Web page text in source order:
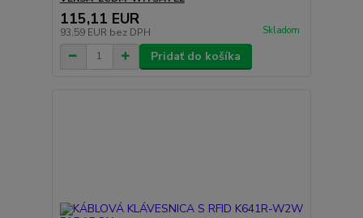
115,11 EUR
93,59 EUR bez DPH Skladom
Pridať do košíka